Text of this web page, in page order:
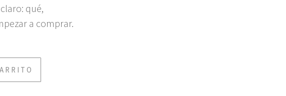
qué,
a comprar.